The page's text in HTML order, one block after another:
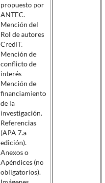
propuesto por
ANTEC.
Mención del
Rol de autores
CredIT.
Mención de
conflicto de
interés
Mención de
financiamiento
de la
investigación.
Referencias
(APA 7.a
edición).
Anexos o
Apéndices (no
obligatorios).